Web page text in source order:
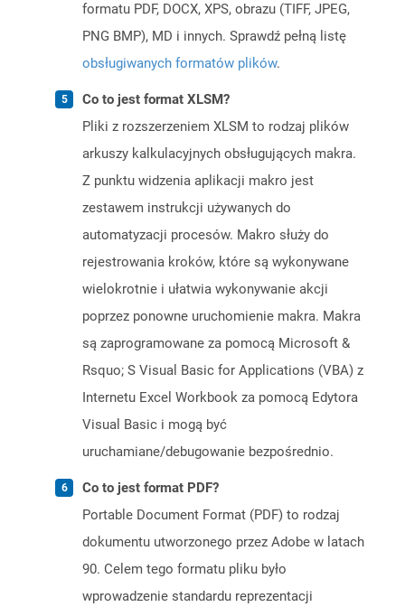
formatu PDF, DOCX, XPS, obrazu (TIFF, JPEG,
PNG BMP), MD i innych. Sprawdź pełną listę
obsługiwanych formatów plików.
Co to jest format XLSM?
Pliki z rozszerzeniem XLSM to rodzaj plików
arkuszy kalkulacyjnych obsługujących makra.
Z punktu widzenia aplikacji makro jest
zestawem instrukcji używanych do
automatyzacji procesów. Makro służy do
rejestrowania kroków, które są wykonywane
wielokrotnie i ułatwia wykonywanie akcji
poprzez ponowne uruchomienie makra. Makra
są zaprogramowane za pomocą Microsoft &
Rsquo; S Visual Basic for Applications (VBA) z
Internetu Excel Workbook za pomocą Edytora
Visual Basic i mogą być
uruchamiane/debugowanie bezpośrednio.
Co to jest format PDF?
Portable Document Format (PDF) to rodzaj
dokumentu utworzonego przez Adobe w latach
90. Celem tego formatu pliku było
wprowadzenie standardu reprezentacji